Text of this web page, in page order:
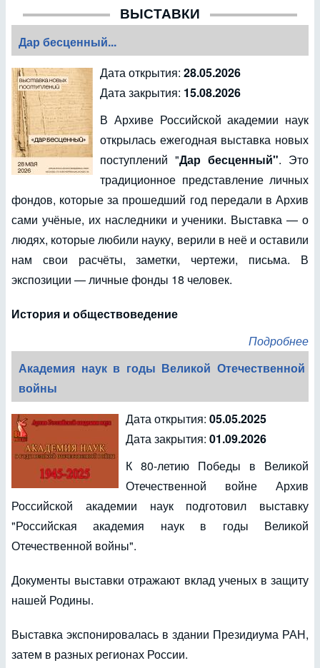
ВЫСТАВКИ
Дар бесценный...
Дата открытия: 28.05.2026
Дата закрытия: 15.08.2026
В Архиве Российской академии наук
открылась ежегодная выставка новых
поступлений "Дар бесценный". Это
традиционное представление личных
фондов, которые за прошедший год передали в Архив
сами учёные, их наследники и ученики. Выставка — о
людях, которые любили науку, верили в неё и оставили
нам свои расчёты, заметки, чертежи, письма. В
экспозиции — личные фонды 18 человек.
История и обществоведение
Подробнее
Академия наук в годы Великой Отечественной
войны
Дата открытия: 05.05.2025
Дата закрытия: 01.09.2026
К 80-летию Победы в Великой
Отечественной войне Архив
Российской академии наук подготовил выставку
"Российская академия наук в годы Великой
Отечественной войны".
Документы выставки отражают вклад ученых в защиту
нашей Родины.
Выставка экспонировалась в здании Президиума РАН,
затем в разных регионах России.